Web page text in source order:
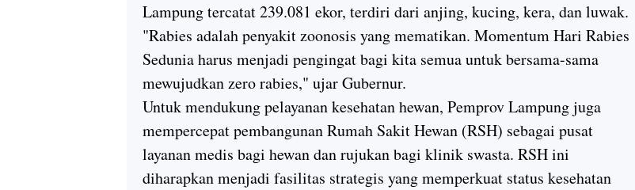
Lampung tercatat 239.081 ekor, terdiri dari anjing, kucing, kera, dan luwak.
"Rabies adalah penyakit zoonosis yang mematikan. Momentum Hari Rabies
Sedunia harus menjadi pengingat bagi kita semua untuk bersama-sama
mewujudkan zero rabies," ujar Gubernur.
Untuk mendukung pelayanan kesehatan hewan, Pemprov Lampung juga
mempercepat pembangunan Rumah Sakit Hewan (RSH) sebagai pusat
layanan medis bagi hewan dan rujukan bagi klinik swasta. RSH ini
diharapkan menjadi fasilitas strategis yang memperkuat status kesehatan